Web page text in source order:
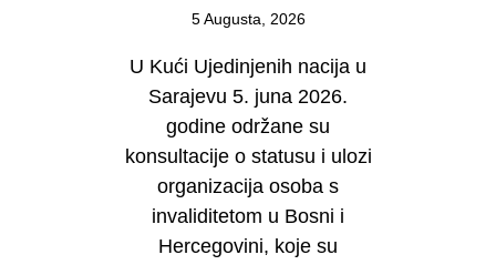
5 Augusta, 2026
U Kući Ujedinjenih nacija u
Sarajevu 5. juna 2026.
godine održane su
konsultacije o statusu i ulozi
organizacija osoba s
invaliditetom u Bosni i
Hercegovini, koje su